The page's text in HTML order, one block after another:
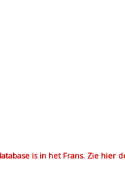
is in het Frans. Zie hier